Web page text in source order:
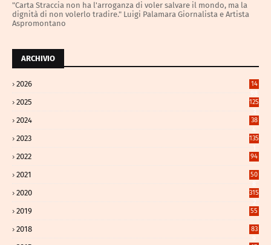
"Carta Straccia non ha l'arroganza di voler salvare il mondo, ma la
dignità di non volerlo tradire." Luigi Palamara Giornalista e Artista
Aspromontano
ARCHIVIO
2026
14
98
2025
125
3
2024
38
4
2023
135
1
2022 94
2021
50
8
2020
315
2
2019 55
2018
83
9